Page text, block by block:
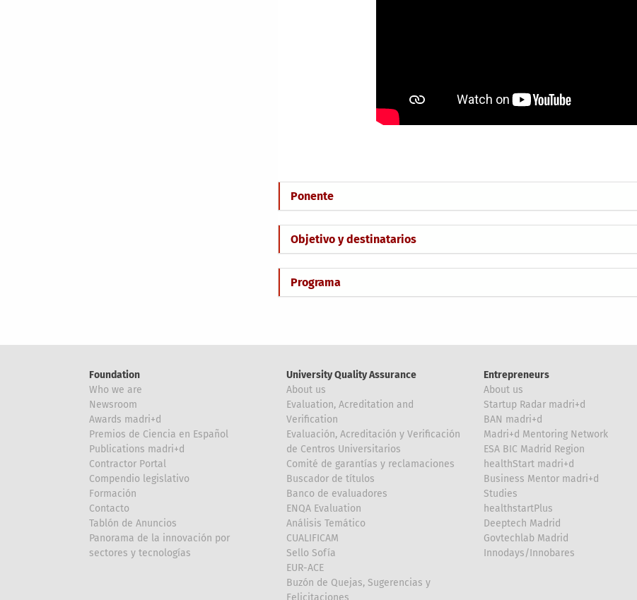
Ponente
Objetivo y destinatarios
Programa
Foundation
Who we are
Newsroom
Awards madri+d
Premios de Ciencia en Español
Publications madri+d
Contractor Portal
Compendio legislativo
Formación
Contacto
Tablón de Anuncios
Panorama de la innovación por
sectores y tecnologías
University Quality Assurance
About us
Evaluation, Acreditation and
Verification
Evaluación, Acreditación y Verificación
de Centros Universitarios
Comité de garantías y reclamaciones
Buscador de títulos
Banco de evaluadores
ENQA Evaluation
Análisis Temático
CUALIFICAM
Sello Sofía
EUR-ACE
Buzón de Quejas, Sugerencias y
Felicitaciones
Entrepreneurs
About us
Startup Radar madri+d
BAN madri+d
Madri+d Mentoring Network
ESA BIC Madrid Region
healthStart madri+d
Business Mentor madri+d
Studies
healthstartPlus
Deeptech Madrid
Govtechlab Madrid
Innodays/Innobares